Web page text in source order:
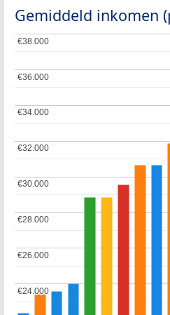
Gemiddeld inkomen
€24.000
€24.000
€26.000
€26.000
€28.000
€28.000
€30.000
€30.000
€32.000
€32.000
€34.000
€34.000
€36.000
€36.000
€38.000
€38.000